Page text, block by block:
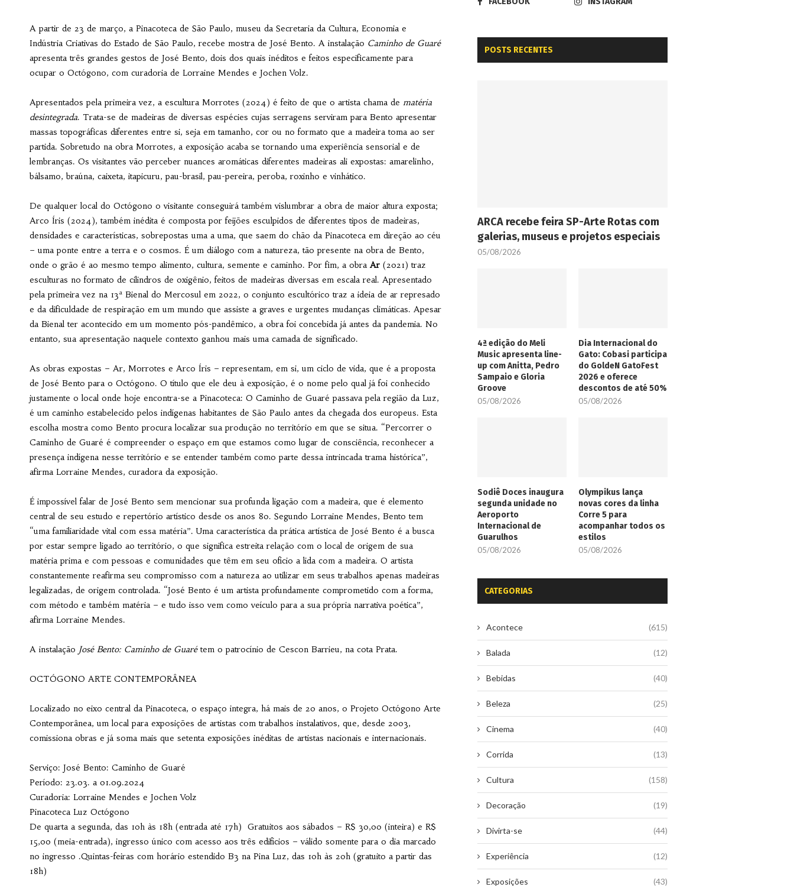
A partir de 23 de março, a Pinacoteca de São Paulo, museu da Secretaria da Cultura, Economia e
Indústria Criativas do Estado de São Paulo, recebe mostra de José Bento. A instalação Caminho de Guaré
apresenta três grandes gestos de José Bento, dois dos quais inéditos e feitos especificamente para
ocupar o Octógono, com curadoria de Lorraine Mendes e Jochen Volz.
Apresentados pela primeira vez, a escultura Morrotes (2024) é feito de que o artista chama de matéria
desintegrada. Trata-se de madeiras de diversas espécies cujas serragens serviram para Bento apresentar
massas topográficas diferentes entre si, seja em tamanho, cor ou no formato que a madeira toma ao ser
partida. Sobretudo na obra Morrotes, a exposição acaba se tornando uma experiência sensorial e de
lembranças. Os visitantes vão perceber nuances aromáticas diferentes madeiras ali expostas: amarelinho,
bálsamo, braúna, caixeta, itapicuru, pau-brasil, pau-pereira, peroba, roxinho e vinhático.
De qualquer local do Octógono o visitante conseguirá também vislumbrar a obra de maior altura exposta;
Arco Íris (2024), também inédita é composta por feijões esculpidos de diferentes tipos de madeiras,
densidades e características, sobrepostas uma a uma, que saem do chão da Pinacoteca em direção ao céu
– uma ponte entre a terra e o cosmos. É um diálogo com a natureza, tão presente na obra de Bento,
onde o grão é ao mesmo tempo alimento, cultura, semente e caminho. Por fim, a obra Ar (2021) traz
esculturas no formato de cilindros de oxigênio, feitos de madeiras diversas em escala real. Apresentado
pela primeira vez na 13ª Bienal do Mercosul em 2022, o conjunto escultórico traz a ideia de ar represado
e da dificuldade de respiração em um mundo que assiste a graves e urgentes mudanças climáticas. Apesar
da Bienal ter acontecido em um momento pós-pandêmico, a obra foi concebida já antes da pandemia. No
entanto, sua apresentação naquele contexto ganhou mais uma camada de significado.
As obras expostas – Ar, Morrotes e Arco Íris – representam, em si, um ciclo de vida, que é a proposta
de José Bento para o Octógono. O título que ele deu à exposição, é o nome pelo qual já foi conhecido
justamente o local onde hoje encontra-se a Pinacoteca: O Caminho de Guaré passava pela região da Luz,
é um caminho estabelecido pelos indígenas habitantes de São Paulo antes da chegada dos europeus. Esta
escolha mostra como Bento procura localizar sua produção no território em que se situa. “Percorrer o
Caminho de Guaré é compreender o espaço em que estamos como lugar de consciência, reconhecer a
presença indígena nesse território e se entender também como parte dessa intrincada trama histórica”,
afirma Lorraine Mendes, curadora da exposição.
É impossível falar de José Bento sem mencionar sua profunda ligação com a madeira, que é elemento
central de seu estudo e repertório artístico desde os anos 80. Segundo Lorraine Mendes, Bento tem
“uma familiaridade vital com essa matéria”. Uma característica da prática artística de José Bento é a busca
por estar sempre ligado ao território, o que significa estreita relação com o local de origem de sua
matéria prima e com pessoas e comunidades que têm em seu ofício a lida com a madeira. O artista
constantemente reafirma seu compromisso com a natureza ao utilizar em seus trabalhos apenas madeiras
legalizadas, de origem controlada. “José Bento é um artista profundamente comprometido com a forma,
com método e também matéria – e tudo isso vem como veículo para a sua própria narrativa poética”,
afirma Lorraine Mendes.
A instalação José Bento: Caminho de Guarétem o patrocínio de Cescon Barrieu, na cota Prata.
OCTÓGONO ARTE CONTEMPORÂNEA
Localizado no eixo central da Pinacoteca, o espaço integra, há mais de 20 anos, o Projeto Octógono Arte
Contemporânea, um local para exposições de artistas com trabalhos instalativos, que, desde 2003,
comissiona obras e já soma mais que setenta exposições inéditas de artistas nacionais e internacionais.
Serviço: José Bento: Caminho de Guaré
Período: 23.03. a 01.09.2024
Curadoria: Lorraine Mendes e Jochen Volz
Pinacoteca Luz Octógono
De quarta a segunda, das 10h às 18h (entrada até 17h) Gratuitos aos sábados – R$ 30,00 (inteira) e R$
15,00 (meia-entrada), ingresso único com acesso aos três edifícios – válido somente para o dia marcado
no ingresso .Quintas-feiras com horário estendido B3 na Pina Luz, das 10h às 20h (gratuito a partir das
18h)
POSTS RECENTES
ARCA recebe feira SP-Arte Rotas com
galerias, museus e projetos especiais
05/08/2026
4ª edição do Meli
Music apresenta line-
up com Anitta, Pedro
Sampaio e Gloria
Groove
05/08/2026
Dia Internacional do
Gato: Cobasi participa
do GoldeN GatoFest
2026 e oferece
descontos de até 50%
05/08/2026
Sodiê Doces inaugura
segunda unidade no
Aeroporto
Internacional de
Guarulhos
05/08/2026
Olympikus lança
novas cores da linha
Corre 5 para
acompanhar todos os
estilos
05/08/2026
CATEGORIAS
Acontece (615)
Balada (12)
Bebidas (40)
Beleza (25)
Cinema (40)
Corrida (13)
Cultura (158)
Decoração (19)
Divirta-se (44)
Experiência (12)
Exposições (43)